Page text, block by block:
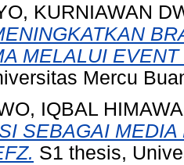
KURNIAWAN
MELALUI
Mercu
IQBAL
SEBAGAI
S1 thesis,